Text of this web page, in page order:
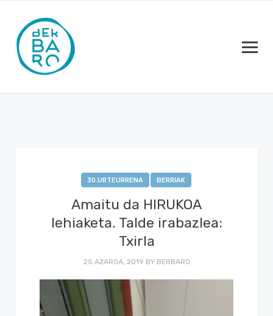
30.URTEURRENA BERRIAK
Amaitu da HIRUKOA
lehiaketa. Talde irabazlea:
Txirla
25 AZAROA, 2019 BY BERBARO